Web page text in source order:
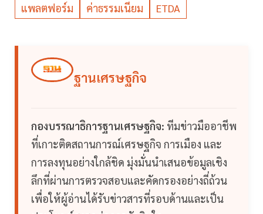
แพลตฟอร์ม
ค่าธรรมเนียม ETDA
ฐานเศรษฐกิจ
กองบรรณาธิการฐานเศรษฐกิจ: ทีมข่าวมืออาชีพ
ที่เกาะติดสถานการณ์เศรษฐกิจ การเมือง และ
การลงทุนอย่างใกล้ชิด มุ่งมั่นนำเสนอข้อมูลเชิง
ลึกที่ผ่านการตรวจสอบและคัดกรองอย่างถี่ถ้วน
เพื่อให้ผู้อ่านได้รับข่าวสารที่รอบด้านและเป็น